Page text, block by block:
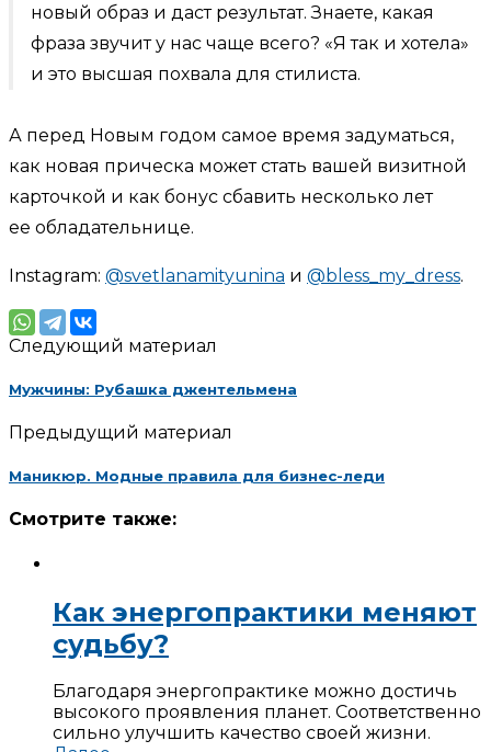
новый образ и даст результат. Знаете, какая
фраза звучит у нас чаще всего? «Я так и хотела»
и это высшая похвала для стилиста.
А перед Новым годом самое время задуматься,
как новая прическа может стать вашей визитной
карточкой и как бонус сбавить несколько лет
ее обладательнице.
Instagram: @svetlanamityunina и @bless_my_dress.
Следующий материал
Мужчины: Рубашка джентельмена
Предыдущий материал
Маникюр. Модные правила для бизнес-леди
Смотрите также:
Как энергопрактики меняют
судьбу?
Благодаря энергопрактике можно достичь
высокого проявления планет. Соответственно
сильно улучшить качество своей жизни.